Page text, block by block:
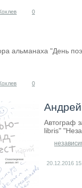
0
альманаха "День
0
Автограф
libris"
20.12.2016